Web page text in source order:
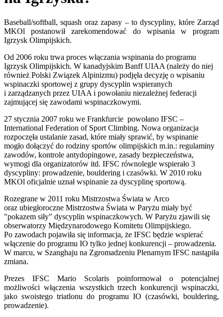
Baseball/softball, squash oraz zapasy – to dyscypliny, które Zarząd
MKOl postanowił zarekomendować do wpisania w program
Igrzysk Olimpijskich.
Od 2006 roku trwa proces włączania wspinania do programu
Igrzysk Olimpijskich. W kanadyjskim Banff UIAA (należy do niej
również Polski Związek Alpinizmu) podjęła decyzję o wpisaniu
wspinaczki sportowej z grupy dyscyplin wspieranych
i zarządzanych przez UIAA i powołaniu niezależnej federacji
zajmującej się zawodami wspinaczkowymi.
27 stycznia 2007 roku we Frankfurcie powołano IFSC –
International Federation of Sport Climbing. Nowa organizacja
rozpoczęła ustalanie zasad, które miały sprawić, by wspinanie
mogło dołączyć do rodziny sportów olimpijskich m.in.: regulaminy
zawodów, kontrole antydopingowe, zasady bezpieczeństwa,
wymogi dla organizatorów itd. IFSC równolegle wspierało 3
dyscypliny: prowadzenie, bouldering i czasówki. W 2010 roku
MKOl oficjalnie uznał wspinanie za dyscyplinę sportową.
Rozegrane w 2011 roku Mistrzostwa Świata w Arco
oraz ubiegłoroczne Mistrzostwa Świata w Paryżu miały być
"pokazem siły" dyscyplin wspinaczkowych. W Paryżu zjawili się
obserwatorzy Międzynarodowego Komitetu Olimpijskiego.
Po zawodach pojawiła się informacja, że IFSC będzie wspierać
włączenie do programu IO tylko jednej konkurencji – prowadzenia.
W marcu, w Szanghaju na Zgromadzeniu Plenarnym IFSC nastąpiła
zmiana.
Prezes IFSC Mario Scolaris poinformował o potencjalnej
możliwości włączenia wszystkich trzech konkurencji wspinaczki,
jako swoistego triatlonu do programu IO (czasówki, bouldering,
prowadzenie).